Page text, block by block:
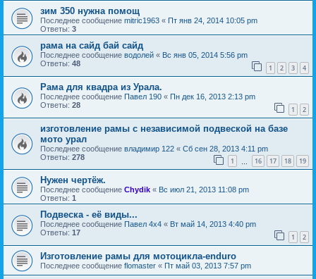
зим 350 нужна помощ
Последнее сообщение mitric1963 « Пт янв 24, 2014 10:05 pm
Ответы: 3
рама на сайд бай сайд
Последнее сообщение водолей « Вс янв 05, 2014 5:56 pm
Ответы: 48 1 2 3 4
Рама для квадра из Урала.
Последнее сообщение Павел 190 « Пн дек 16, 2013 2:13 pm
Ответы: 28 1 2
изготовление рамы с независимой подвеской на базе
мото урал
Последнее сообщение владимир 122 « Сб сен 28, 2013 4:11 pm
Ответы: 278 1 16 17 18 19
Нужен чертёж.
Последнее сообщение Chydik « Вс июл 21, 2013 11:08 pm
Ответы: 1
Подвеска - её виды...
Последнее сообщение Павел 4х4 « Вт май 14, 2013 4:40 pm
Ответы: 17 1 2
Изготовление рамы для мотоцикла-enduro
Последнее сообщение flomaster « Пт май 03, 2013 7:57 pm